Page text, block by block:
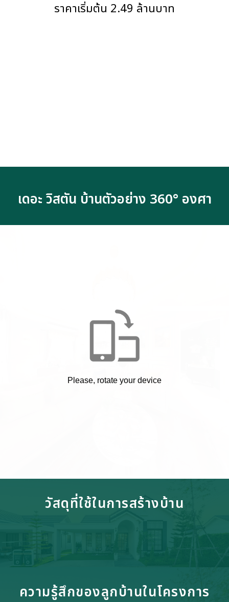
ราคาเริ่มต้น 2.49 ล้านบาท
เดอะ วิสตัน บ้านตัวอย่าง 360° องศา
วัสดุที่ใช้ในการสร้างบ้าน
ความรู้สึกของลูกบ้านในโครงการ